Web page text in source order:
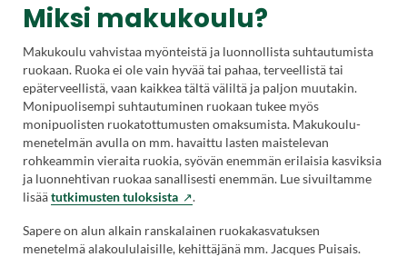
Miksi makukoulu?
Makukoulu vahvistaa myönteistä ja luonnollista suhtautumista
ruokaan. Ruoka ei ole vain hyvää tai pahaa, terveellistä tai
epäterveellistä, vaan kaikkea tältä väliltä ja paljon muutakin.
Monipuolisempi suhtautuminen ruokaan tukee myös
monipuolisten ruokatottumusten omaksumista. Makukoulu-
menetelmän avulla on mm. havaittu lasten maistelevan
rohkeammin vieraita ruokia, syövän enemmän erilaisia kasviksia
ja luonnehtivan ruokaa sanallisesti enemmän. Lue sivuiltamme
lisäätutkimusten tuloksista .
Sapere on alun alkain ranskalainen ruokakasvatuksen
menetelmä alakoululaisille, kehittäjänä mm. Jacques Puisais.